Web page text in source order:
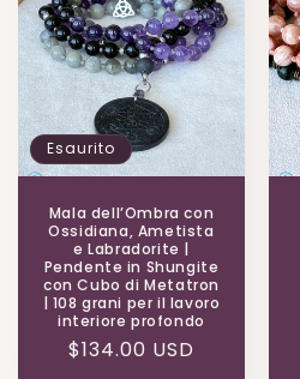
Esaurito
Mala dell’Ombra con
Ossidiana, Ametista
e Labradorite |
Pendente in Shungite
con Cubo di Metatron
| 108 grani per il lavoro
interiore profondo
Prezzo
$134.00 USD